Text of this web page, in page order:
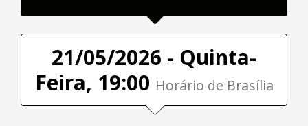
21/05/2026 - Quinta-
Feira, 19:00 Horário de Brasília